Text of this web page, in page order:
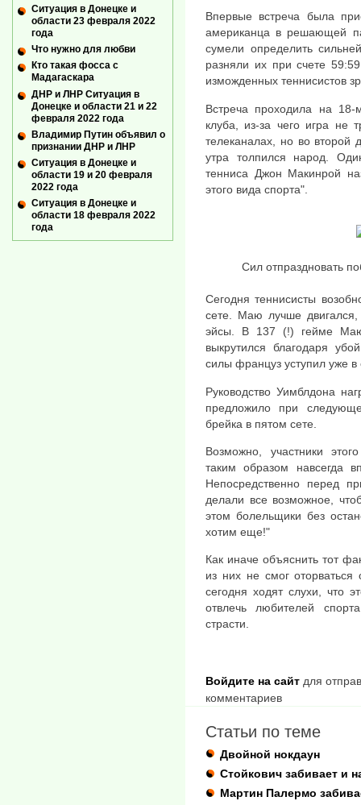
Впервые встреча была
американца в решающей
сумели определить
разняли их при счете
изможденных теннисистов
Встреча проходила на 18-
клуба, из-за чего игра не
телеканалах, но во второй
утра толпился народ.
тенниса Джон Макинрой
этого вида спорта".
Сил отпраздновать
Сегодня теннисисты
сете. Маю лучше
эйсы. В 137 (!) гейме Маю
выкрутился благодаря
силы француз уступил уже
Руководство Уимблдона
предложило при
брейка в пятом сете.
Возможно, участники
таким образом навсегда
Непосредственно перед
делали все возможное,
этом болельщики без
хотим еще!"
Как иначе объяснить тот
из них не смог
сегодня ходят слухи, что
отвлечь любителей
страсти.
Войдите на сайт для
комментариев
Статьи по теме
Двойной нокдаун
Стойкович забивает и
Мартин Палермо
Ситуация в Донецке и
области 23 февраля 2022
года
Что нужно для любви
Кто такая фосса с
Мадагаскара
ДНР и ЛНР Ситуация в
Донецке и области 21 и 22
февраля 2022 года
Владимир Путин объявил о
признании ДНР и ЛНР
Ситуация в Донецке и
области 19 и 20 февраля
2022 года
Ситуация в Донецке и
области 18 февраля 2022
года